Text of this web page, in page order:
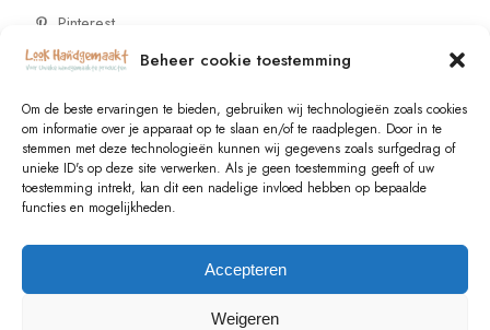
Beheer cookie toestemming
Om de beste ervaringen te bieden, gebruiken wij technologieën zoals cookies
om informatie over je apparaat op te slaan en/of te raadplegen. Door in te
stemmen met deze technologieën kunnen wij gegevens zoals surfgedrag of
unieke ID's op deze site verwerken. Als je geen toestemming geeft of uw
toestemming intrekt, kan dit een nadelige invloed hebben op bepaalde
functies en mogelijkheden.
Accepteren
Weigeren
Pinterest
CONTACT
Vragen of wensen? Neem contact op!
+31 (0)6 229 021 29